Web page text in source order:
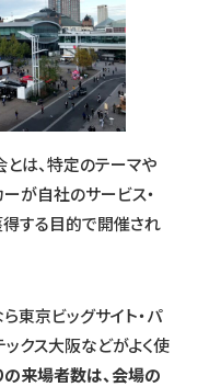
は、特定のテーマや
が自社のサービス・
する目的で開催され
東京ビッグサイト・パ
クス大阪などがよく使
来場者数は、会場の